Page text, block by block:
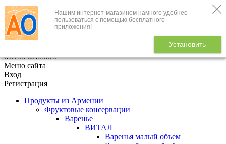
Нашим интернет-магазином намного удобнее
пользоваться с помощью бесплатного
приложения!
Установить
+7 (495) 646-888-1
В корзине
Меню каталога
Меню сайта
Вход
Регистрация
Продукты из Армении
Фруктовые консервации
Варенье
ВИТАЛ
Варенья малый объем